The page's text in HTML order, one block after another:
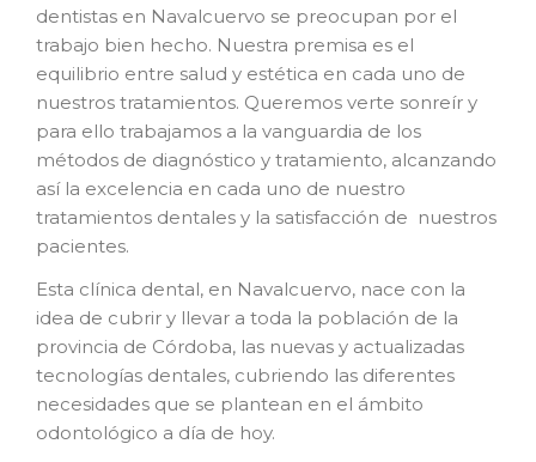
dentistas en Navalcuervo se preocupan por el
trabajo bien hecho. Nuestra premisa es el
equilibrio entre salud y estética en cada uno de
nuestros tratamientos. Queremos verte sonreír y
para ello trabajamos a la vanguardia de los
métodos de diagnóstico y tratamiento, alcanzando
así la excelencia en cada uno de nuestro
tratamientos dentales y la satisfacción de nuestros
pacientes.
Esta clínica dental, en Navalcuervo, nace con la
idea de cubrir y llevar a toda la población de la
provincia de Córdoba, las nuevas y actualizadas
tecnologías dentales, cubriendo las diferentes
necesidades que se plantean en el ámbito
odontológico a día de hoy.